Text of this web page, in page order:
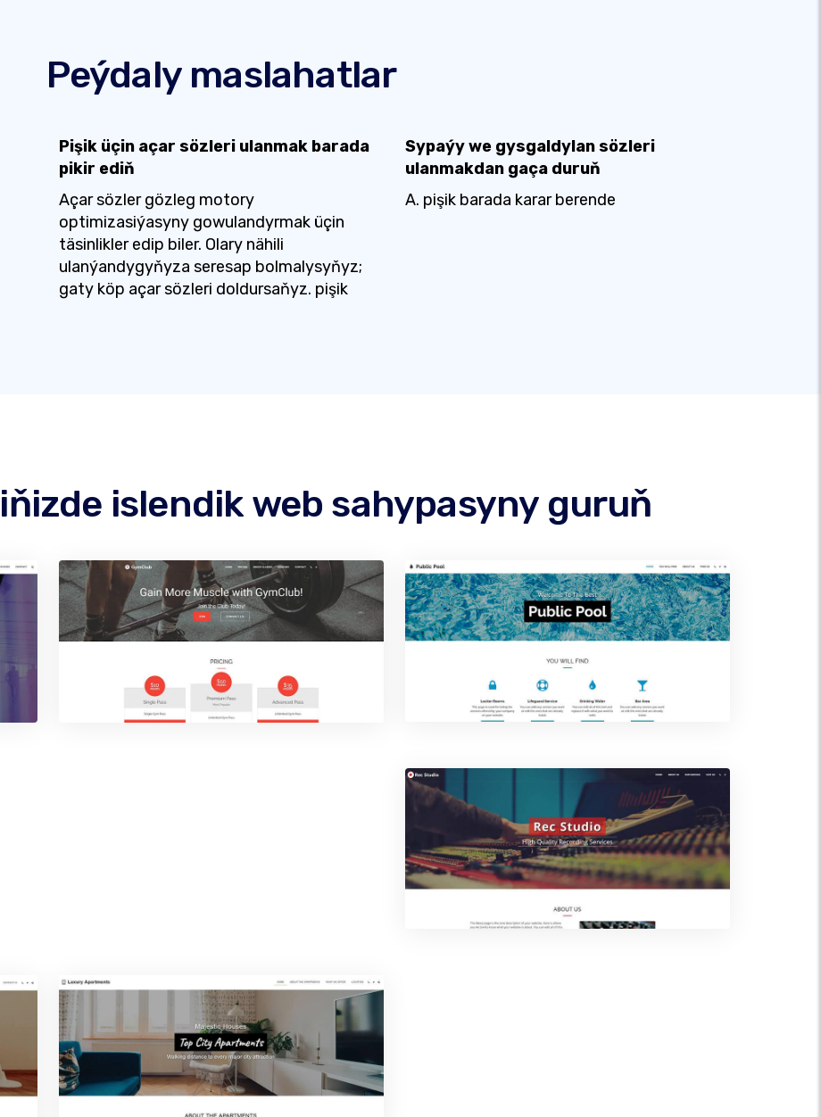
Peýdaly maslahatlar
Pişik üçin açar sözleri ulanmak barada
pikir ediň
Açar sözler gözleg motory
optimizasiýasyny gowulandyrmak üçin
täsinlikler edip biler. Olary nähili
ulanýandygyňyza seresap bolmalysyňyz;
gaty köp açar sözleri doldursaňyz. pişik
Sypaýy we gysgaldylan sözleri
ulanmakdan gaça duruň
A. pişik barada karar berende
islendik web sahypasyny guruň